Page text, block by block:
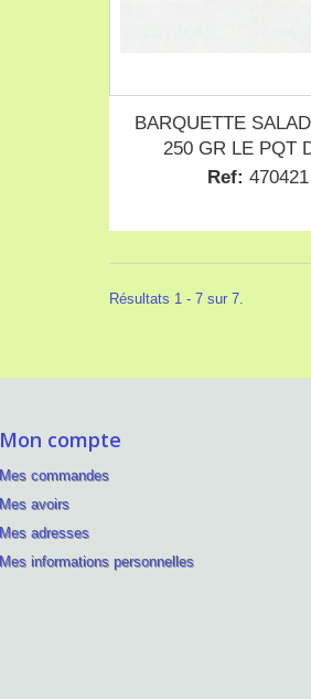
BARQUETTE
250 GR LE PQT
Ref: 470421
Résultats 1 - 7 sur 7.
Mon compte
Mes commandes
Mes avoirs
Mes adresses
Mes informations personnelles